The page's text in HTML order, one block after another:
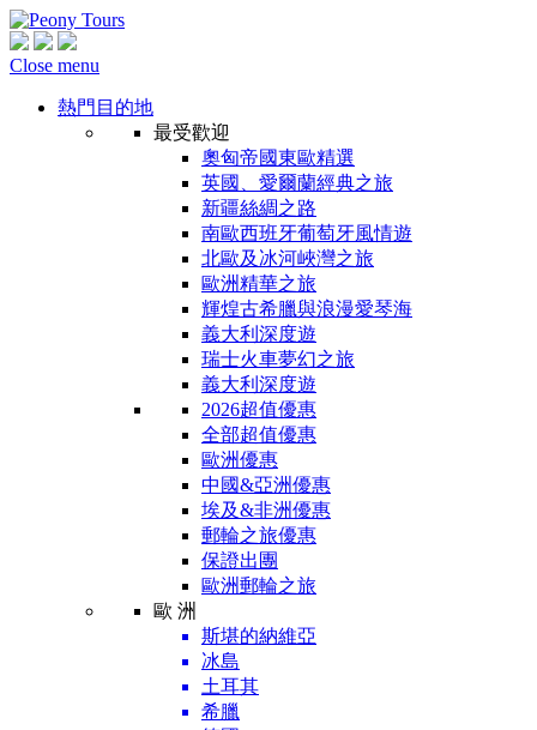
Close menu
熱門目的地
最受歡迎
奧匈帝國東歐精選
英國、愛爾蘭經典之旅
新疆絲綢之路
南歐西班牙葡萄牙風情遊
北歐及冰河峽灣之旅
歐洲精華之旅
輝煌古希臘與浪漫愛琴海
義大利深度遊
瑞士火車夢幻之旅
義大利深度遊
2026超值優惠
全部超值優惠
歐洲優惠
中國&亞洲優惠
埃及&非洲優惠
郵輪之旅優惠
保證出團
歐洲郵輪之旅
歐 洲
斯堪的納維亞
冰島
土耳其
希臘